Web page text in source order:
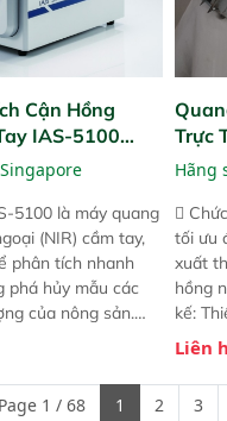
Cận Hồng
IAS-5100
Analyzer)
5100 là máy quang
(NIR) cầm tay,
phân tích nhanh
phá hủy mẫu các
của nông sản.
Thiết bị linh hoạt
khác nhau như
trong xưởng sản
ngoài đồng
Trực
Line
Hãng

tối ưu
xuất
hồng
kế:
mô-
khả
Liên
Page 1 / 68 1 2 3